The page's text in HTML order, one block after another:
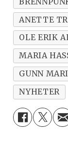
ANETTE
OLE ERIK
MARIA
GUNN
NYHETER